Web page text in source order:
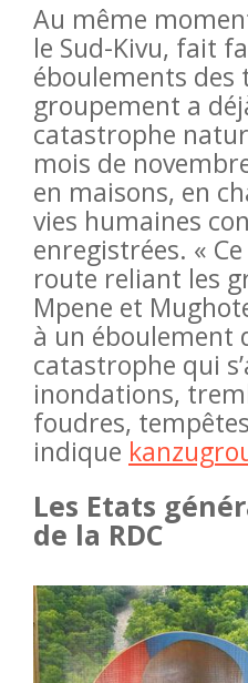
Au même
le Sud-Kivu, fait
éboulements des
groupement a
catastrophe
mois de
en maisons, en
vies humaines
enregistrées. «
route reliant les
Mpene et
à un éboulement
catastrophe qui
inondations,
foudres,
indique
Les Etats
de la RDC